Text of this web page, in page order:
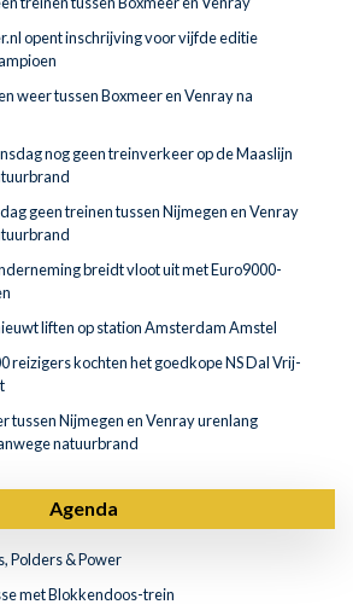
opent inschrijving voor vijfde editie
weer tussen Boxmeer en Venray na
nog geen treinverkeer op de Maaslijn
geen treinen tussen Nijmegen en Venray
breidt vloot uit met Euro9000-
liften op station Amsterdam Amstel
reizigers kochten het goedkope NS Dal Vrij-
tussen Nijmegen en Venray urenlang
natuurbrand
Agenda
Polders & Power
met Blokkendoos-trein